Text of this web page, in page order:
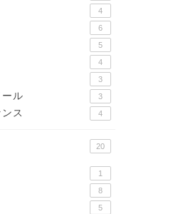
4
6
5
4
3
ル 3
ス 4
20
1
8
5